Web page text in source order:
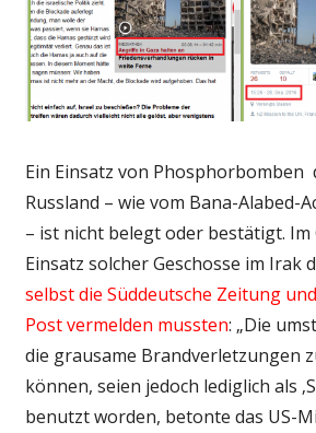
Ein Einsatz von Phosphorbomben
Russland – wie vom Bana-Alabed-
– ist nicht belegt oder bestätigt. Im
Einsatz solcher Geschosse im Irak
selbst die Süddeutsche Zeitung
Post vermelden mussten: „Die
die grausame Brandverletzungen
können, seien jedoch lediglich als
benutzt worden, betonte das US-